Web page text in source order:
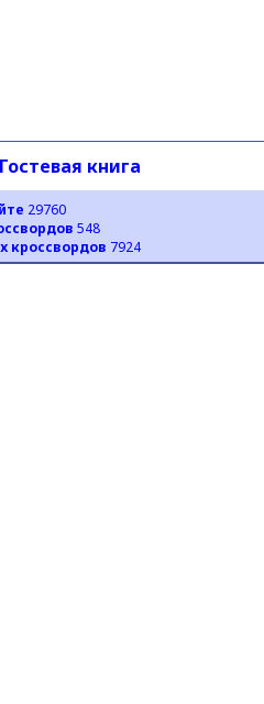
29760
548
кроссвордов 7924
Гостевая книга